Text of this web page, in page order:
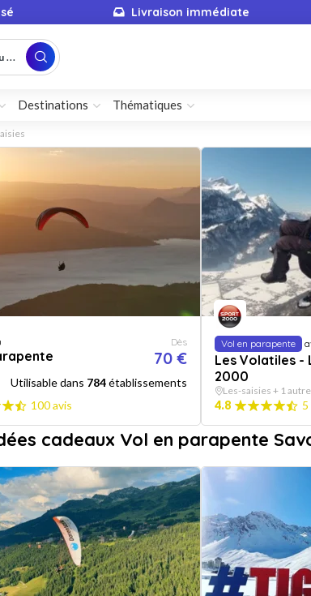
Livraison immédiate
...
Destinations Thématiques
Dès
70 €
Utilisable dans 784établissements
100 avis
Vol en parapente
Les Volatiles -
2000
Les-saisies + 1
4.8 5
cadeaux Vol en parapente